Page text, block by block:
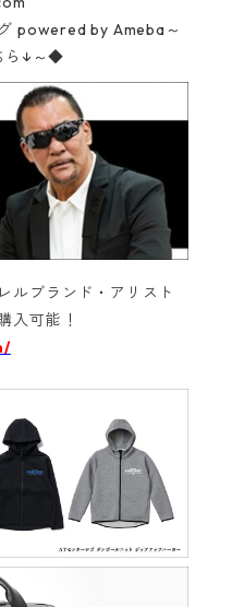
powered by Ameba～
ら↓～◆
ルブランド・アリスト
入可能！‬